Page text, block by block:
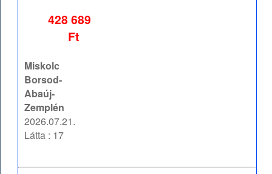
428 689
Ft
Miskolc
Borsod-
Abaúj-
Zemplén
2026.07.21.
Látta : 17